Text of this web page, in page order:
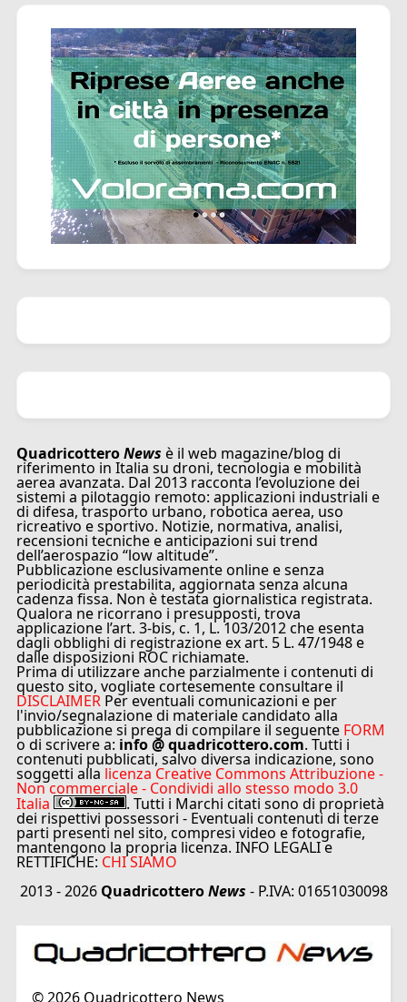
QuadricotteroNews è il web magazine/blog di
riferimento in Italia su droni, tecnologia e mobilità
aerea avanzata. Dal 2013 racconta l’evoluzione dei
sistemi a pilotaggio remoto: applicazioni industriali e
di difesa, trasporto urbano, robotica aerea, uso
ricreativo e sportivo. Notizie, normativa, analisi,
recensioni tecniche e anticipazioni sui trend
dell’aerospazio “low altitude”.
Pubblicazione esclusivamente online e senza
periodicità prestabilita, aggiornata senza alcuna
cadenza fissa. Non è testata giornalistica registrata.
Qualora ne ricorrano i presupposti, trova
applicazione l’art. 3-bis, c. 1, L. 103/2012 che esenta
dagli obblighi di registrazione ex art. 5 L. 47/1948 e
dalle disposizioni ROC richiamate.
Prima di utilizzare anche parzialmente i contenuti di
questo sito, vogliate cortesemente consultare il
DISCLAIMER Per eventuali comunicazioni e per
l'invio/segnalazione di materiale candidato alla
pubblicazione si prega di compilare il seguente FORM
o di scrivere a: info @ quadricottero.com. Tutti i
contenuti pubblicati, salvo diversa indicazione, sono
soggetti alla licenza Creative Commons Attribuzione -
Non commerciale - Condividi allo stesso modo 3.0
Italia . Tutti i Marchi citati sono di proprietà
dei rispettivi possessori - Eventuali contenuti di terze
parti presenti nel sito, compresi video e fotografie,
mantengono la propria licenza. INFO LEGALI e
RETTIFICHE: CHI SIAMO
2013 - 2026 QuadricotteroNews - P.IVA: 01651030098
© 2026Quadricottero News